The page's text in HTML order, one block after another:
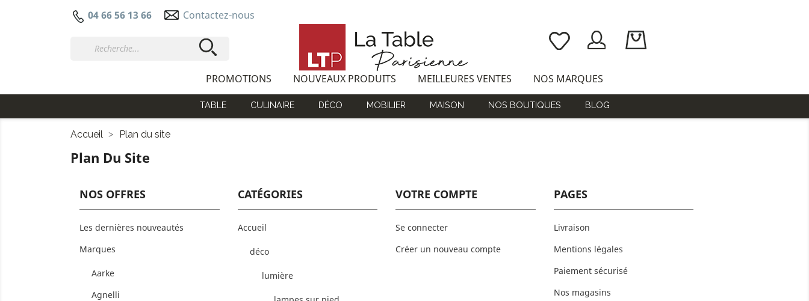
04 66 56 13 66 Contactez-nous
PROMOTIONS NOUVEAUX PRODUITS MEILLEURES VENTES NOS MARQUES
TABLE CULINAIRE DÉCO MOBILIER MAISON NOS BOUTIQUES BLOG
Accueil Plan du site
Plan Du Site
NOS OFFRES
Les dernières nouveautés
Marques
Aarke
Agnelli
CATÉGORIES
Accueil
déco
lumière
VOTRE COMPTE
Se connecter
Créer un nouveau compte
PAGES
Livraison
Mentions légales
Paiement sécurisé
Nos magasins